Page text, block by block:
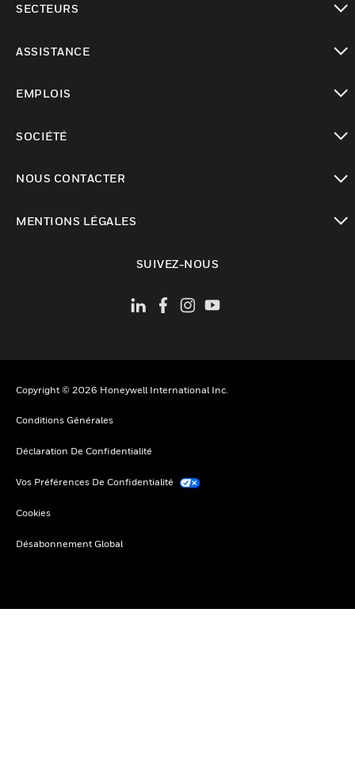
SECTEURS
ASSISTANCE
EMPLOIS
SOCIÉTÉ
NOUS CONTACTER
MENTIONS LÉGALES
SUIVEZ-NOUS
Copyright © 2026 Honeywell International Inc.
Conditions Générales
Déclaration De Confidentialité
Vos Préférences De Confidentialité
Cookies
Désabonnement Global